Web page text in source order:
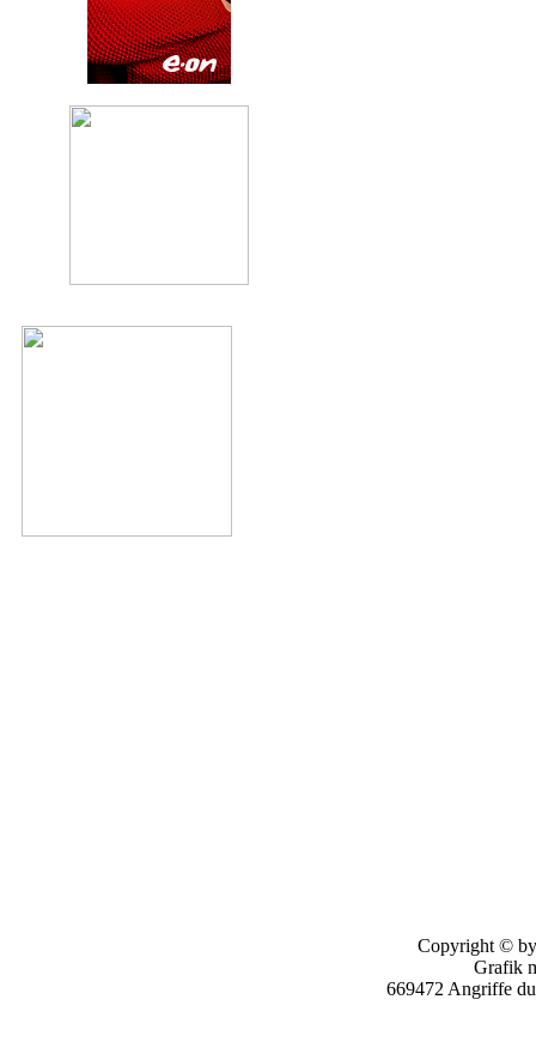
Copyright © by
Grafik
669472 Angriffe